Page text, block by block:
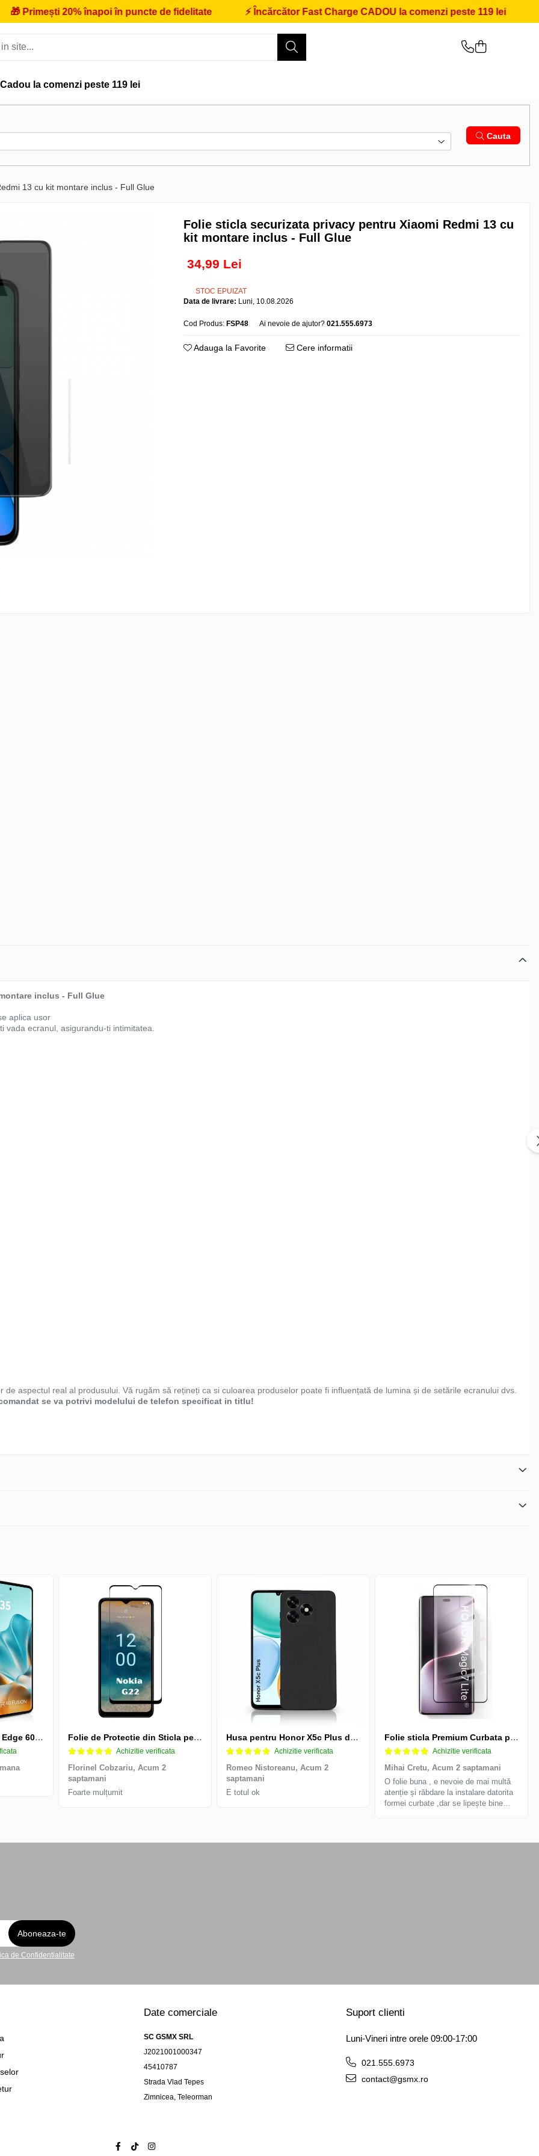
20% înapoi în puncte de fidelitate ⚡ Încărcător Fast Charge CADOU la comenzi peste 119 lei ⏱️
Cadou la comenzi peste 119 lei
Cauta
13 cu kit montare inclus - Full Glue
Folie sticla securizata privacy pentru Xiaomi Redmi 13 cu
kit montare inclus - Full Glue
34,99 Lei
STOC EPUIZAT
Data de livrare: Luni, 10.08.2026
Cod Produs: FSP48 Ai nevoie de ajutor? 021.555.6973
Adauga la Favorite Cere informatii
inclus - Full Glue
aplica usor
vada ecranul, asigurandu-ti intimitatea.
aspectul real al produsului. Vă rugăm să rețineți ca si culoarea produselor poate fi influențată de lumina și de setările ecranului dvs.
se va potrivi modelului de telefon specificat in titlu!
Husa pentru Motorola Edge 60 Fusion din sIlicon catifelat cu interior din microfibra si protectie la camere - Negru Folie de Protectie din Sticla pentru Nokia G22 cu Kit Montare Inclus, Adeziv pe toata suprafata, Protectie Anti-Zgarieturi si Socuri
Achizitie verificata
Florinel Cobzariu, Acum 2
saptamani
Foarte mulțumit
Husa pentru Honor X5c Plus din silicon catifelat cu interior din microfibra si protectie la camere - Negru
Achizitie verificata
Romeo Nistoreanu, Acum 2
saptamani
E totul ok
Folie sticla Premium Curbata pentru Honor Magic 7 Lite 5G cu Adeziv pe toata suprafata, Protectie Anti-Zgarieturi si Socuri
Achizitie verificata
Mihai Cretu, Acum 2 saptamani
O folie buna , e nevoie de mai multă
atenție și răbdare la instalare datorita
formei curbate ,dar se lipește bine
de Confidentialitate
Date comerciale
SC GSMX SRL
J2021001000347
45410787
Strada Vlad Tepes
Zimnicea, Teleorman
Suport clienti
Luni-Vineri intre orele 09:00-17:00
021.555.6973
contact@gsmx.ro